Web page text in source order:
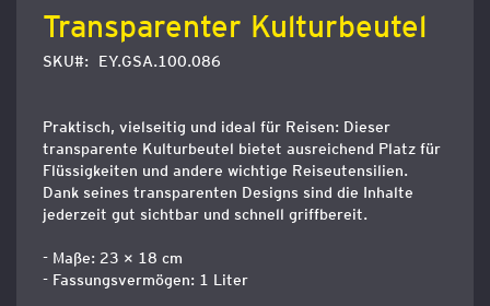
Transparenter Kulturbeutel
SKU EY.GSA.100.086
Praktisch, vielseitig und ideal für Reisen: Dieser
transparente Kulturbeutel bietet ausreichend Platz für
Flüssigkeiten und andere wichtige Reiseutensilien.
Dank seines transparenten Designs sind die Inhalte
jederzeit gut sichtbar und schnell griffbereit.
- Maße: 23 × 18 cm
- Fassungsvermögen: 1 Liter